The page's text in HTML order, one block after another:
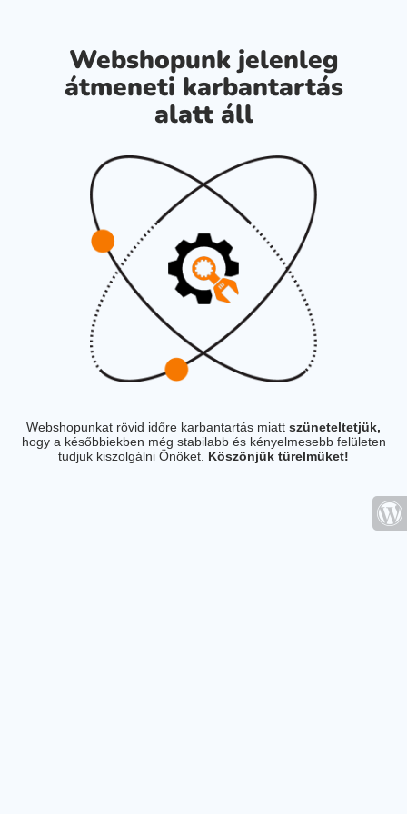
Webshopunk jelenleg
átmeneti karbantartás
alatt áll
Webshopunkat rövid időre karbantartás miatt szüneteltetjük,
hogy a későbbiekben még stabilabb és kényelmesebb felületen
tudjuk kiszolgálni Önöket. Köszönjük türelmüket!